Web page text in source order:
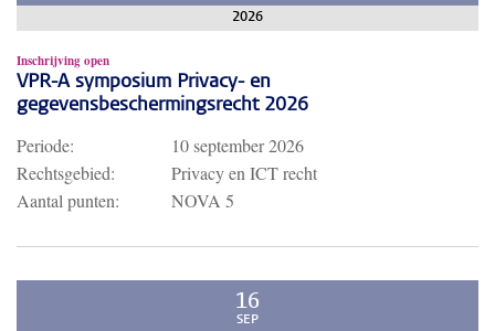
2026
Inschrijving open
VPR-A symposium Privacy- en
gegevensbeschermingsrecht 2026
Periode:
10 september 2026
Rechtsgebied:
Privacy en ICT recht
Aantal punten:
NOVA 5
16
SEP